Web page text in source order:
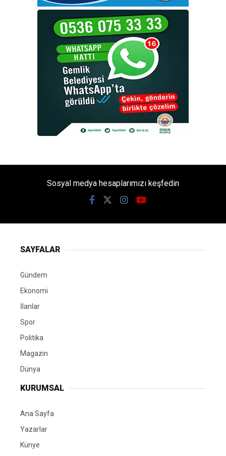
Sosyal medya hesaplarımızı keşfedin
SAYFALAR
Gündem
Ekonomi
İlanlar
Spor
Politika
Magazin
Dünya
KURUMSAL
Ana Sayfa
Yazarlar
Künye